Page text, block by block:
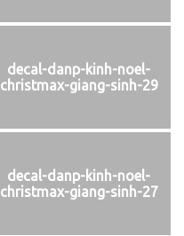
decal-danp-kinh-noel-
christmax-giang-sinh-29
decal-danp-kinh-noel-
christmax-giang-sinh-27